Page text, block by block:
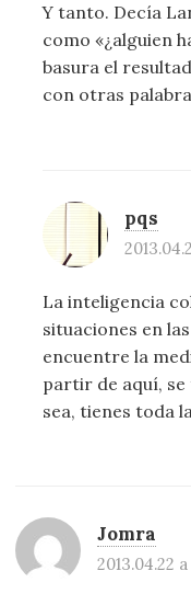
Y tanto. Decía
como «¿alguien
basura el
con otras
pqs
La inteligencia
situaciones en
encuentre la
partir de aquí,
sea, tienes toda
Jomra
2013.04.22